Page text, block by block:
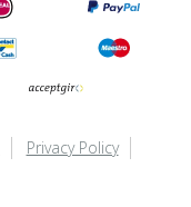
Privacy Policy